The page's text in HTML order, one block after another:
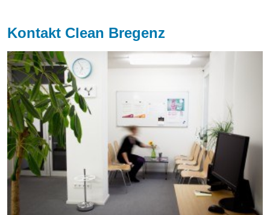
Kontakt Clean Bregenz